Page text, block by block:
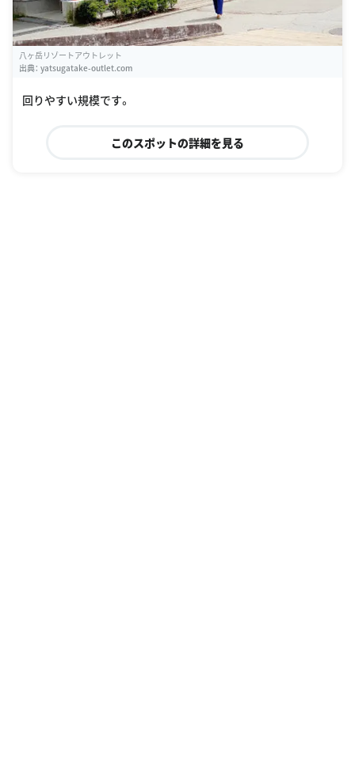
八ヶ岳リゾートアウトレット
出典： yatsugatake-outlet.com
回りやすい規模です。
このスポットの詳細を見る